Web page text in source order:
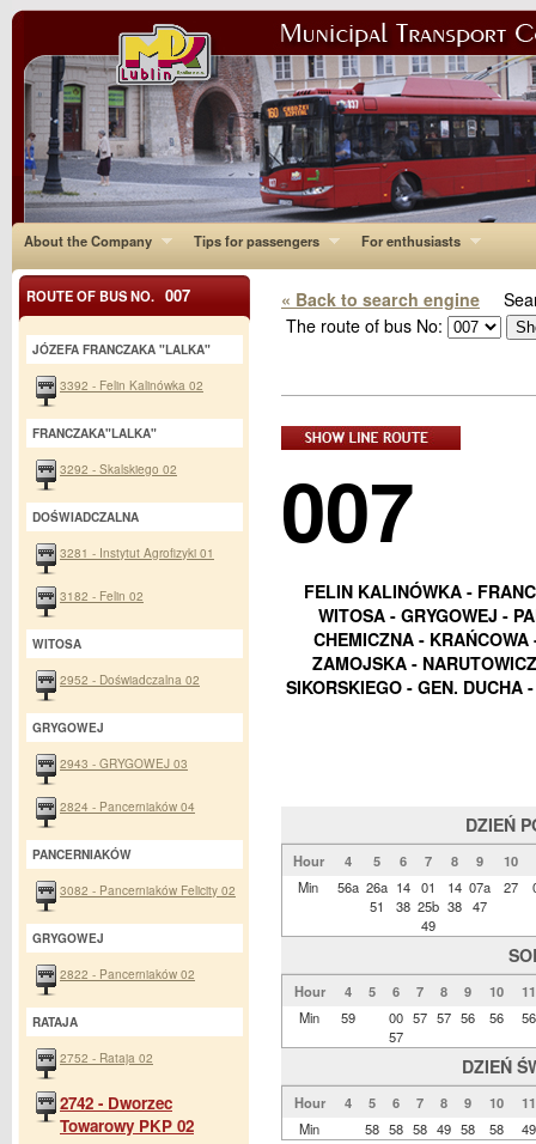
About the Company Tips for passengers For enthusiasts
« Back to search engine
The route of bus No:
007
FELIN KALINÓWKA -
WITOSA - GRYGOWEJ -
CHEMICZNA -
ZAMOJSKA -
SIKORSKIEGO - GEN. DUCHA
DZIEŃ
Hour 4 5 6 7 8 9 10
Min
56a 26a
51
14
38
01
25b
49
14
38
07a
47
27
Hour 4 5 6 7 8 9 10
11
Min
59
00
57
57 57 56 56 56
DZIEŃ
Hour 4 5 6 7 8 9 10
11
Min
58 58 58 49 58 58 49
ROUTE OF BUS NO. 007
JÓZEFA FRANCZAKA "LALKA"
3392 - Felin Kalinówka 02
FRANCZAKA"LALKA"
3292 - Skalskiego 02
DOŚWIADCZALNA
3281 - Instytut Agrofizyki 01
3182 - Felin 02
WITOSA
2952 - Doświadczalna 02
GRYGOWEJ
2943 - GRYGOWEJ 03
2824 - Pancerniaków 04
PANCERNIAKÓW
3082 - Pancerniaków Felicity 02
GRYGOWEJ
2822 - Pancerniaków 02
RATAJA
2752 - Rataja 02
2742 - Dworzec
Towarowy PKP 02